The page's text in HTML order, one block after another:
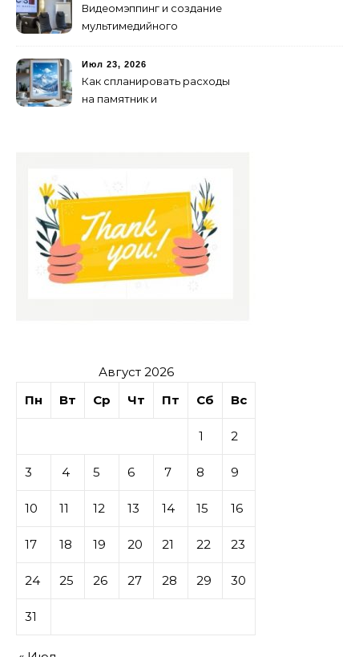
Видеомэппинг и создание
мультимедийного
будущего для пространств
Июл 23, 2026
Как спланировать расходы
на памятник и
Август 2026
Пн
Вт Ср Чт Пт Сб Вс
1 2
3 4 5 6 7 8 9
10 11 12 13 14 15 16
17 18 19 20 21 22 23
24 25 26 27 28 29 30
31